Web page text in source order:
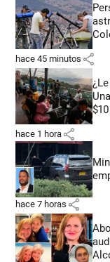
hace 45 minutos share
hace 1 hora share
hace 7 horas share